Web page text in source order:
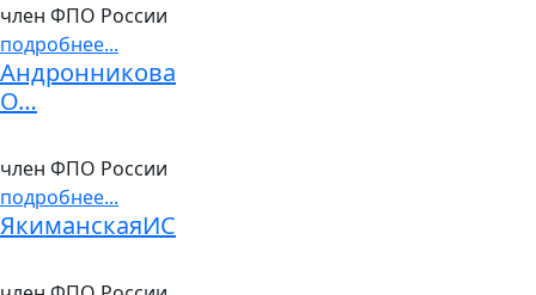
член ФПО России
подробнее...
Андронникова
О…
член ФПО России
подробнее...
ЯкиманскаяИС